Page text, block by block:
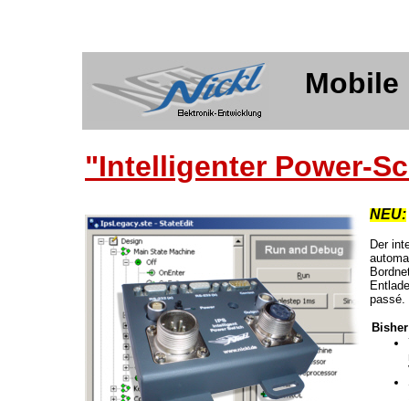
Mobile
"Intelligenter Power-
NEU:
Der
passé.